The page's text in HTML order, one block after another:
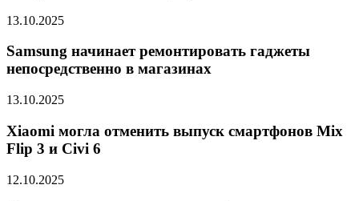
13.10.2025
Samsung начинает ремонтировать гаджеты
непосредственно в магазинах
13.10.2025
Xiaomi могла отменить выпуск смартфонов Mix
Flip 3 и Civi 6
12.10.2025